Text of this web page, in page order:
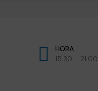
HORA
15:30 - 21:00